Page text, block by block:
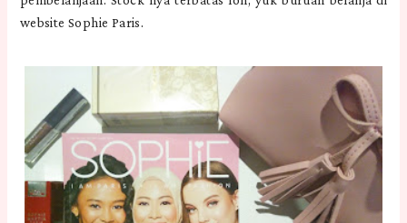
website Sophie Paris.